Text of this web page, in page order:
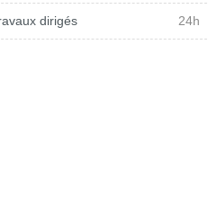
dirigés 24h